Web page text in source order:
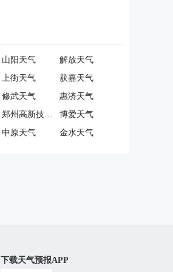
山阳天气
解放天气
上街天气
获嘉天气
修武天气
惠济天气
郑州高新技术产业开发区天气
博爱天气
中原天气 金水天气
下载天气预报APP